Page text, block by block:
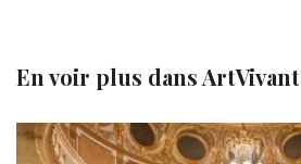
En voir plus dansArtVivant